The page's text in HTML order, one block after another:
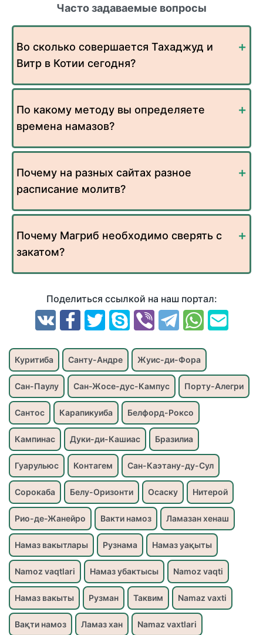
Часто задаваемые вопросы
Во сколько совершается Тахаджуд и
Витр в Котии сегодня?
По какому методу вы определяете
времена намазов?
Почему на разных сайтах разное
расписание молитв?
Почему Магриб необходимо сверять с
закатом?
Поделиться ссылкой на наш портал:
Куритиба Санту-Андре Жуис-ди-Фора
Сан-Паулу Сан-Жосе-дус-Кампус Порту-Алегри
Сантос Карапикуиба Белфорд-Роксо
Кампинас Дуки-ди-Кашиас Бразилиа
Гуарульюс Контагем Сан-Каэтану-ду-Сул
Сорокаба Белу-Оризонти Осаску Нитерой
Рио-де-Жанейро Вакти намоз Ламазан хенаш
Намаз вакытлары Рузнама Намаз уақыты
Namoz vaqtlari Намаз убактысы Namoz vaqti
Намаз вакыты Рузман Таквим Namaz vaxti
Вақти намоз Ламаз хан Namaz vaxtlari